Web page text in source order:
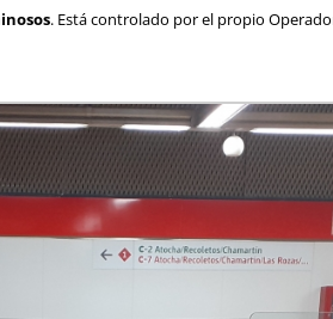
. Está controlado por el propio